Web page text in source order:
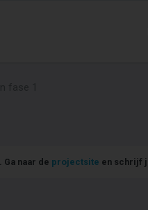
naar de projectsite en schrijf